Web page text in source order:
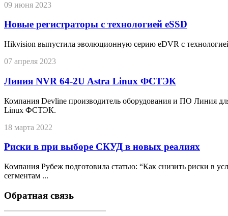
09 июня 2023
Новые регистраторы с технологией eSSD
Hikvision выпустила эволюционную серию eDVR с
07 апреля 2023
Линия NVR 64-2U Astra Linux ФСТЭК
Компания Devline производитель оборудования и ПО Линия
Linux ФСТЭК.
18 марта 2022
Риски в при выборе СКУД в новых реалиях
Компания Рубеж подготовила статью: “Как снизить риски в
сегментам ...
Обратная связь